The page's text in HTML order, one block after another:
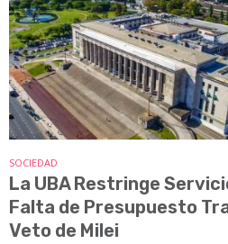
SOCIEDAD
La UBA Restringe
Falta de Presupuesto
Veto de Milei